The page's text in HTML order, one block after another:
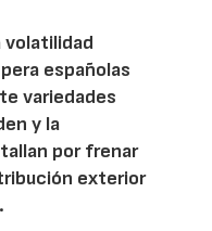
volatilidad
españolas
variedades
y la
por frenar
exterior